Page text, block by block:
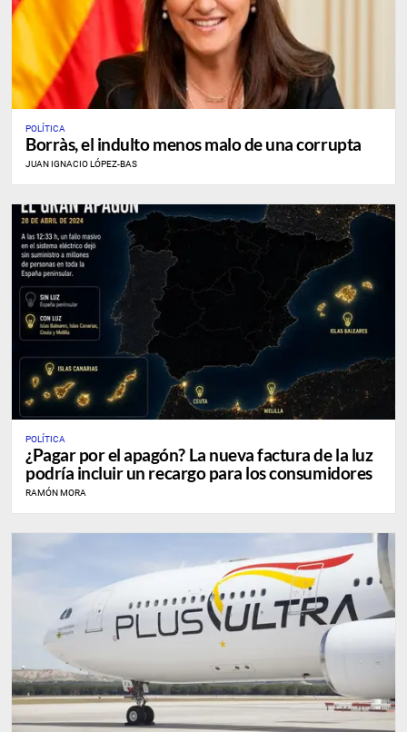
POLÍTICA
Borràs, el indulto menos malo de una corrupta
JUAN IGNACIO LÓPEZ-BAS
POLÍTICA
¿Pagar por el apagón? La nueva factura de la luz
podría incluir un recargo para los consumidores
RAMÓN MORA